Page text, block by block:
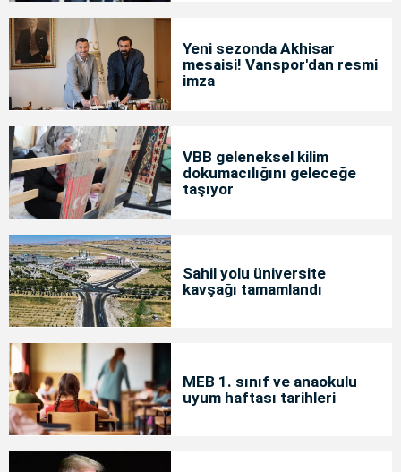
Yeni sezonda Akhisar
mesaisi! Vanspor'dan resmi
imza
VBB geleneksel kilim
dokumacılığını geleceğe
taşıyor
Sahil yolu üniversite
kavşağı tamamlandı
MEB 1. sınıf ve anaokulu
uyum haftası tarihleri